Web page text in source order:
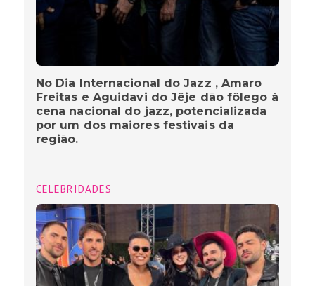
No Dia Internacional do Jazz , Amaro
Freitas e Aguidavi do Jêje dão fôlego à
cena nacional do jazz, potencializada
por um dos maiores festivais da
região.
CELEBRIDADES